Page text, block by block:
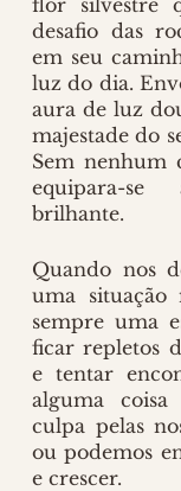
desafio das
em seu
luz do dia.
aura de luz
majestade do
Sem nenhum
equipara-
brilhante.
Quando nos
uma
sempre uma
ficar repletos
e tentar
alguma
culpa pelas
ou podemos
e crescer.